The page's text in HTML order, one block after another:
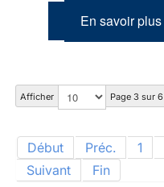
En savoir plus
Afficher Page 3 sur 6
Début Préc. 1
Suivant
Fin